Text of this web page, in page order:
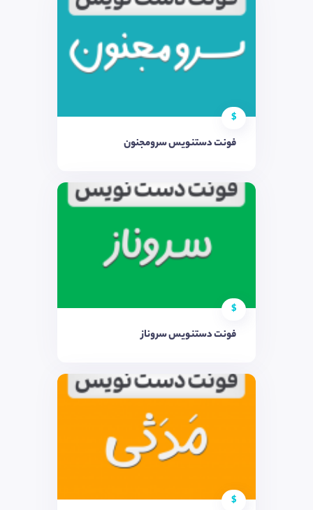
$
فونت دستنویس سرومجنون
$
فونت دستنویس سروناز
$